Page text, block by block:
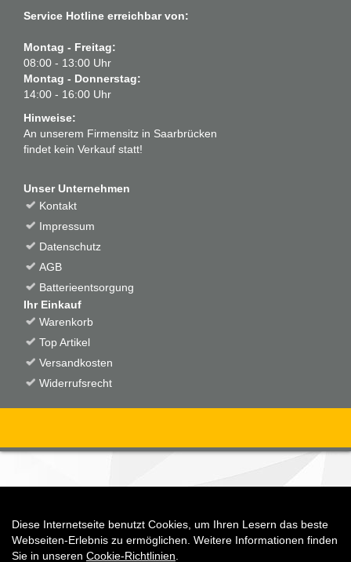
Service Hotline erreichbar von:
Montag - Freitag:
08:00 - 13:00 Uhr
Montag - Donnerstag:
14:00 - 16:00 Uhr
Hinweise:
An unserem Firmensitz in Saarbrücken
findet kein Verkauf statt!
Unser Unternehmen
Kontakt
Impressum
Datenschutz
AGB
Batterieentsorgung
Ihr Einkauf
Warenkorb
Top Artikel
Versandkosten
Widerrufsrecht
Diese Internetseite benutzt Cookies, um Ihren Lesern das beste
Webseiten-Erlebnis zu ermöglichen. Weitere Informationen finden
Sie in unseren Cookie-Richtlinien
Auftrag widerrufen